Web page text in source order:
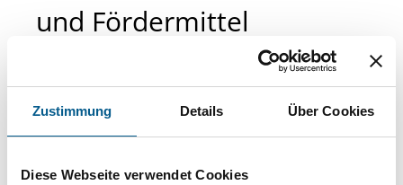
Zustimmung Details Über Cookies
Diese Webseite verwendet Cookies
und Fördermittel
Sie suchen finanzielle Unterstützung für ein
Projekt oder ein Vorhaben? Hier können Sie
direkt über unsere Fördermitteldatenbank und
Stiftungsdatenbank recherchieren. Bei der